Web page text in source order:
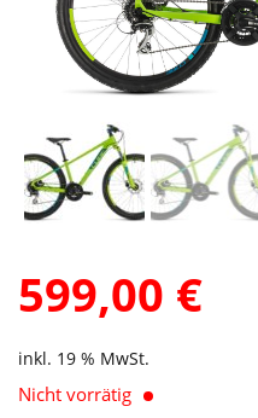
599,00 €
inkl. 19 % MwSt.
Nicht vorrätig